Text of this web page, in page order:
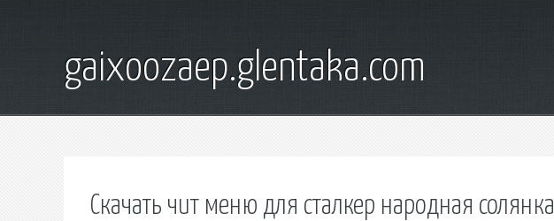
gaixoozaep.glentaka.com
Скачать чит меню для сталкер народная солянка